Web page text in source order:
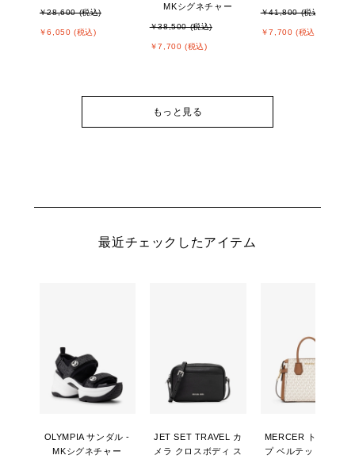
￥28,600 (税込)
￥6,050 (税込)
MKシグネチャー
￥38,500 (税込)
￥7,700 (税込)
￥41,800 (税込)
￥7,700 (税込)
もっと見る
最近チェックしたアイテム
OLYMPIA サンダル -
MKシグネチャー
JET SET TRAVEL カ
メラ クロスボディ ス
MERCER トップジッ
プ ベルテッド サッチ